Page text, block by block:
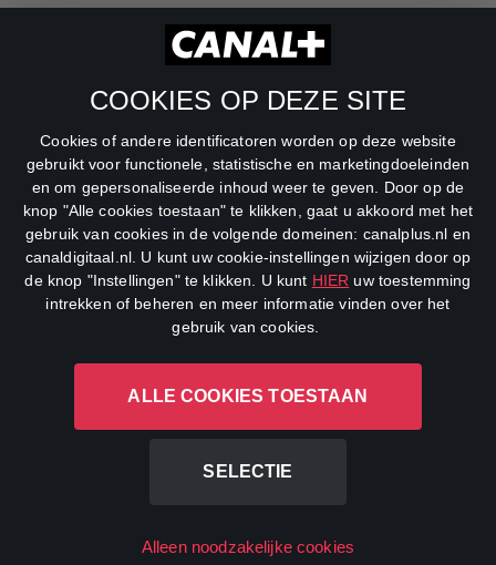
COOKIES OP DEZE SITE
Cookies of andere identificatoren worden op deze website
gebruikt voor functionele, statistische en marketingdoeleinden
en om gepersonaliseerde inhoud weer te geven. Door op de
knop "Alle cookies toestaan" te klikken, gaat u akkoord met het
gebruik van cookies in de volgende domeinen: canalplus.nl en
canaldigitaal.nl. U kunt uw cookie-instellingen wijzigen door op
de knop "Instellingen" te klikken. U kunt HIER uw toestemming
intrekken of beheren en meer informatie vinden over het
gebruik van cookies.
ALLE COOKIES TOESTAAN
SELECTIE
Alleen noodzakelijke cookies
RTL Z
SBS6
Veronica
DreamWorks Channel
CANAL+ Luxembourg S. à r.l., Rue Albert Borschette 4, L-1246